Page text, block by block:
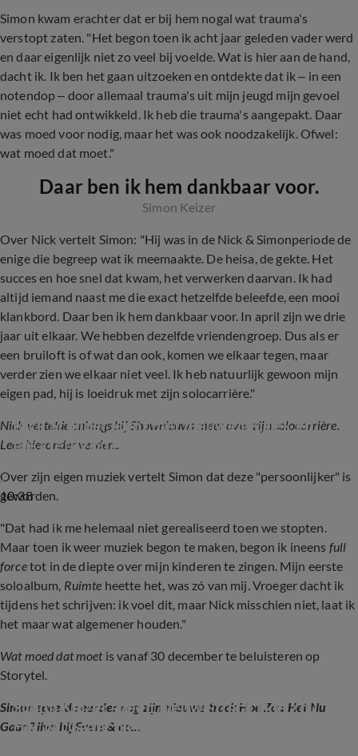
Simon kwam erachter dat er bij hem nogal wat trauma's
verstopt zaten. "Het begon toen ik acht jaar geleden vader werd
en daar eigenlijk niet zo veel bij voelde. Wat is hier aan de hand,
dacht ik. Ik ben het gaan uitzoeken en ontdekte dat ik – in een
notendop – door allemaal trauma's uit mijn jeugd mijn gevoel
niet echt had ontwikkeld. Ik heb die trauma's aangepakt. Daar
was moed voor nodig, maar het was ook noodzakelijk. Ofwel:
wat moed dat moet."
Daar ben ik hem dankbaar voor.
Simon Keizer
Over Nick vertelt Simon: "Hij was in de Nick & Simonperiode de
enige die begreep wat ik meemaakte. De heisa, de gekte. Het
succes en hoe snel dat kwam, het verwerken daarvan. Ik had
altijd iemand naast me die exact hetzelfde beleefde, een mooi
klankbord. Daar ben ik hem dankbaar voor. In april zijn we drie
jaar uit elkaar. We hebben dezelfde vriendengroep. Dus als er
een bruiloft is of wat dan ook, komen we elkaar tegen, maar
verder zien we elkaar niet veel. Ik heb natuurlijk gewoon mijn
eigen pad, hij is loeidruk met zijn solocarrière."
Nick vertelde onlangs bij Shownieuws meer over zijn solocarrière.
Lees hieronder verder...
10:38
Nick Schilder komt met nieuwe muziek en
blikt terug op zijn carrière
Over zijn eigen muziek vertelt Simon dat deze "persoonlijker" is
geworden.
"Dat had ik me helemaal niet gerealiseerd toen we stopten.
Maar toen ik weer muziek begon te maken, begon ik ineens full
forcetot in de diepte over mijn kinderen te zingen. Mijn eerste
soloalbum, Ruimte heette het, was zó van mij. Vroeger dacht ik
tijdens het schrijven: ik voel dit, maar Nick misschien niet, laat ik
het maar wat algemener houden."
Wat moed dat moetis vanaf 30 december te beluisteren op
Storytel.
Simon speelde eerder nog zijn nieuwe track Hoe Zou Het Nu
Gaan? live bij Evers & co...
Simon Keizer speelt nieuwe track Hoe Zou
Het Nu Gaan? bij Evers & co. (Radio 538)